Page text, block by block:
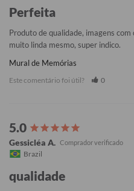
Perfeita
Produto de qualidade, imagens
muito linda mesmo, super indico.
Mural de Memórias
Este comentário foi útil? 0
Gessicléa A.
Brazil
qualidade